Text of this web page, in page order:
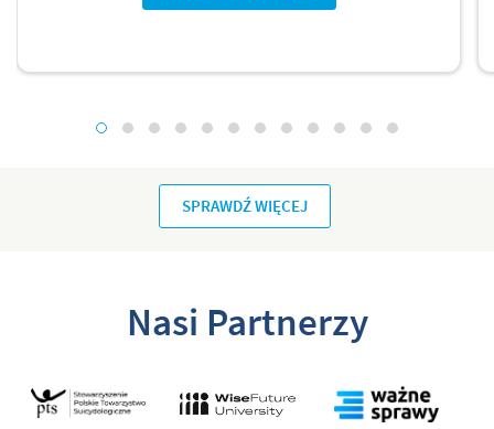
SPRAWDŹ WIĘCEJ
Nasi Partnerzy